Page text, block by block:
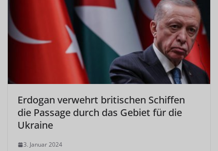
Erdogan verwehrt britischen Schiffen
die Passage durch das Gebiet für die
Ukraine
3. Januar 2024